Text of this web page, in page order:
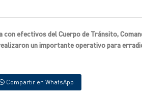
con efectivos del Cuerpo de Tránsito,
un importante operativo para
Compartir en WhatsApp